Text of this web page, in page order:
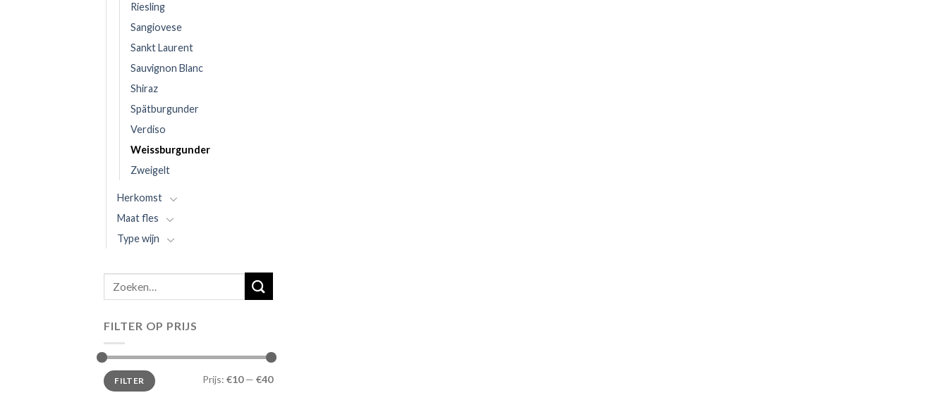
Riesling
Sangiovese
Sankt Laurent
Sauvignon Blanc
Shiraz
Spätburgunder
Verdiso
Weissburgunder
Zweigelt
Herkomst
Maat fles
Type wijn
Zoeken
naar:
FILTER OP PRIJS
FILTER Prijs: €10— €40